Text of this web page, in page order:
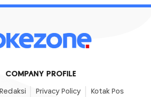
COMPANY PROFILE
Redaksi Privacy Policy Kotak Pos